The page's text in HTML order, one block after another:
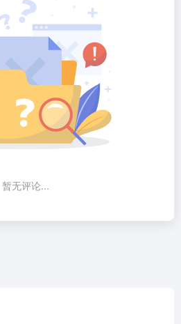
暂无评论...